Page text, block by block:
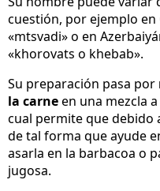
cuestión, por ejemplo
«mtsvadi» o en
«khorovats o khebab».
Su preparación pasa por
la carneen una mezcla
cual permite que debido
de tal forma que ayude
asarla en la barbacoa o
jugosa.